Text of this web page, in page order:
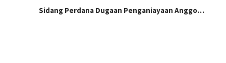
Sidang Perdana Dugaan Penganiayaan Anggo…